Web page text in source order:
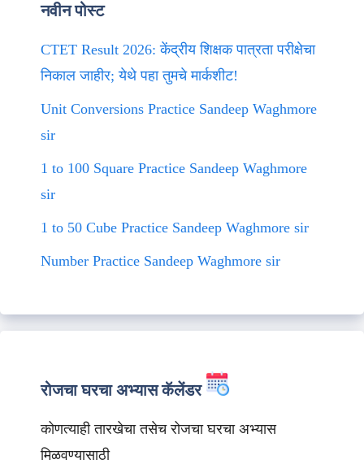
नवीन पोस्ट
CTET Result 2026: केंद्रीय शिक्षक पात्रता परीक्षेचा
निकाल जाहीर; येथे पहा तुमचे मार्कशीट!
Unit Conversions Practice Sandeep Waghmore
sir
1 to 100 Square Practice Sandeep Waghmore
sir
1 to 50 Cube Practice Sandeep Waghmore sir
Number Practice Sandeep Waghmore sir
रोजचा घरचा अभ्यास कॅलेंडर
कोणत्याही तारखेचा तसेच रोजचा घरचा अभ्यास
मिळवण्यासाठी